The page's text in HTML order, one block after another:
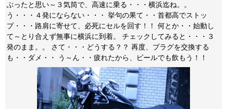
ぶったと思い～３気筒で、高速に乗る・・・横浜迄ね。。
う・・・４発にならない・・・ 挙句の果て・・首都高でストッ
プ・・・路肩に寄せて、必死にセルを回す！！ 何とか・・始動し
て～とり合えず無事に横浜に到着。 チェックしてみると・・・３
発のまま。。 さて・・・どうする？？ 再度、プラグを交換する
も・・ダメ・・ う～ん・・疲れたから、ビールでも飲もう！！